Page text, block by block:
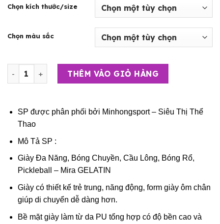
Chọn kích thước/size
Chọn màu sắc
Giày Đa Năng, Bóng Chuyền, Cầu Lông, Bóng Rổ,
THÊM VÀO GIỎ HÀNG
SP được phân phối bởi Minhongsport – Siêu Thị Thể
Thao
Mô Tả SP :
Giày Đa Năng, Bóng Chuyền, Cầu Lông, Bóng Rổ,
Pickleball – Mira GELATIN
Giày có thiết kế trẻ trung, năng động, form giày ôm chân
giúp di chuyển dễ dàng hơn.
Bề mặt giày làm từ da PU tổng hợp có độ bền cao và